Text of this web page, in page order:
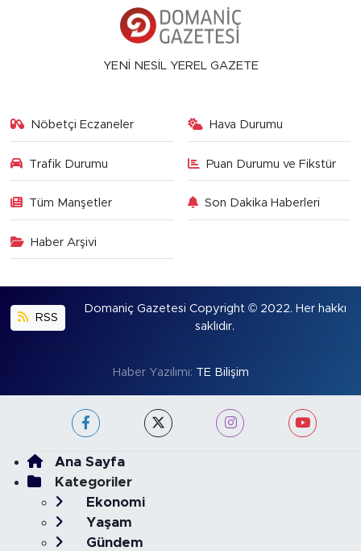
YENİ NESİL YEREL GAZETE
Nöbetçi Eczaneler Hava Durumu
Trafik Durumu Puan Durumu ve Fikstür
Tüm Manşetler Son Dakika Haberleri
Haber Arşivi
RSS
Domaniç Gazetesi Copyright © 2022. Her hakkı
saklıdır.
Haber Yazılımı: TE Bilişim
Ana Sayfa
Kategoriler
Ekonomi
Yaşam
Gündem